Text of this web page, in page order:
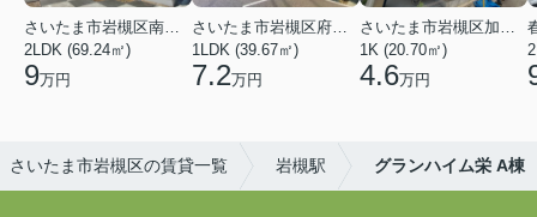
2LDK (69.24㎡)
9万円
1LDK (39.67㎡)
7.2万円
1K (20.70㎡)
4.6万円
さいたま市岩槻区の賃貸一覧 岩槻駅 グランハイム栄 A棟